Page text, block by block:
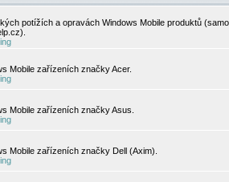
potížích a opravách Windows Mobile produktů
Mobile zařízeních značky Acer.
Mobile zařízeních značky Asus.
Mobile zařízeních značky Dell (Axim).